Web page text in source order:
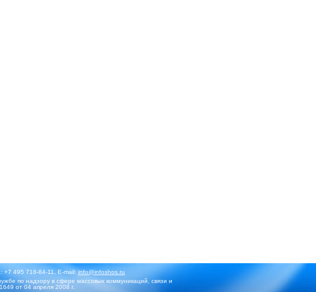
+7 495 718-84-11, E-mail:info@infoshos.ru
по надзору в сфере массовых коммуникаций, связи и
от 04 апреля 2008 г.